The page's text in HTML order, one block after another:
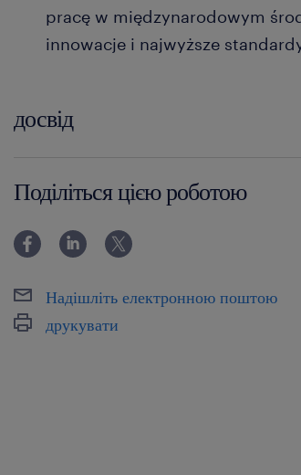
pracę w międzynarodowym
innowacje i najwyższe
досвід
Поділіться цією роботою
Надішліть електронною поштою
друкувати